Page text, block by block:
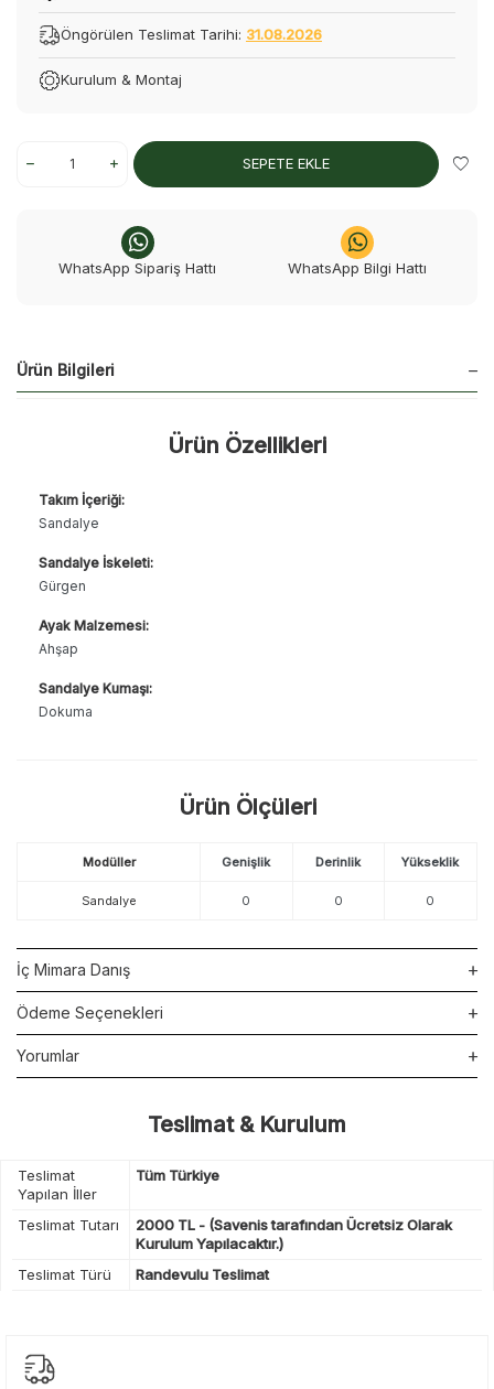
Öngörülen Teslimat Tarihi: 31.08.2026
Kurulum & Montaj
SEPETE EKLE
WhatsApp Sipariş Hattı WhatsApp Bilgi Hattı
Ürün Bilgileri
Ürün Özellikleri
Takım İçeriği:
Sandalye
Sandalye İskeleti:
Gürgen
Ayak Malzemesi:
Ahşap
Sandalye Kumaşı:
Dokuma
Ürün Ölçüleri
Modüller Genişlik Derinlik Yükseklik
Sandalye 0 0 0
İç Mimara Danış
Ödeme Seçenekleri
Yorumlar
Teslimat & Kurulum
Teslimat
Yapılan İller
Tüm Türkiye
Teslimat Tutarı
2000 TL - (Savenis tarafından Ücretsiz Olarak
Kurulum Yapılacaktır.)
Teslimat Türü
Randevulu Teslimat